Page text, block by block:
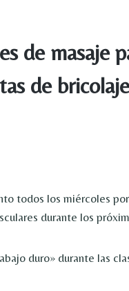
de masaje
de
todos los miércoles
durante los
duro» durante las